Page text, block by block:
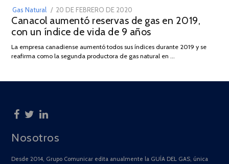
Gas Natural
POSTED
ON
20 DE FEBRERO DE 2020
DE
JULIO
2025
Canacol aumentó reservas de gas en 2019,
con un índice de vida de 9 años
La empresa canadiense aumentó todos sus índices durante 2019 y se
reafirma como la segunda productora de gas natural en …
Nosotros
Desde 2014, Grupo Comunicar edita anualmente la GUÍA DEL GAS, única